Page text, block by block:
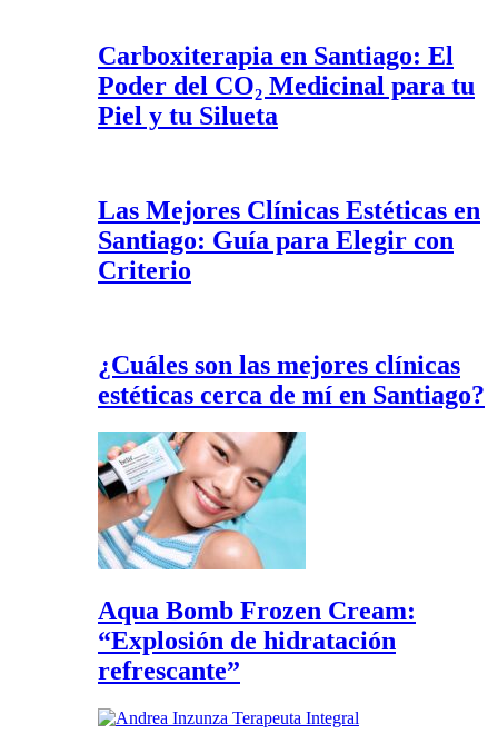
Carboxiterapia en Santiago: El
Poder del CO₂ Medicinal para tu
Piel y tu Silueta
Las Mejores Clínicas Estéticas en
Santiago: Guía para Elegir con
Criterio
¿Cuáles son las mejores clínicas
estéticas cerca de mí en Santiago?
Aqua Bomb Frozen Cream:
“Explosión de hidratación
refrescante”